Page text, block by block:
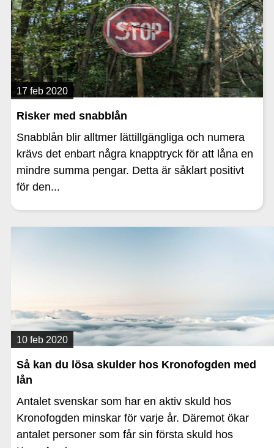
17 feb 2020
Risker med snabblån
Snabblån blir alltmer lättillgängliga och numera
krävs det enbart några knapptryck för att låna en
mindre summa pengar. Detta är såklart positivt
för den...
10 feb 2020
Så kan du lösa skulder hos Kronofogden med
lån
Antalet svenskar som har en aktiv skuld hos
Kronofogden minskar för varje år. Däremot ökar
antalet personer som får sin första skuld hos